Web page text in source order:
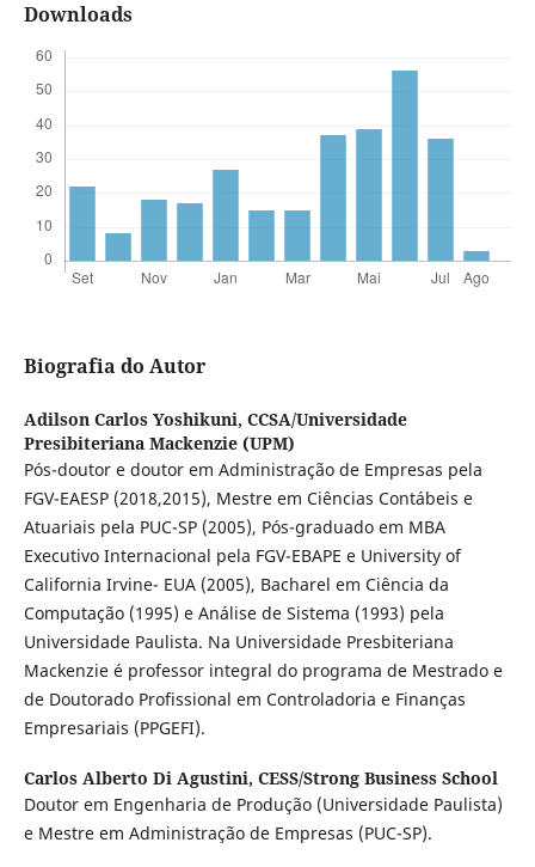
Downloads
Biografia do Autor
Adilson Carlos Yoshikuni, CCSA/Universidade
Presibiteriana Mackenzie (UPM)
Pós-doutor e doutor em Administração de Empresas pela
FGV-EAESP (2018,2015), Mestre em Ciências Contábeis e
Atuariais pela PUC-SP (2005), Pós-graduado em MBA
Executivo Internacional pela FGV-EBAPE e University of
California Irvine- EUA (2005), Bacharel em Ciência da
Computação (1995) e Análise de Sistema (1993) pela
Universidade Paulista. Na Universidade Presbiteriana
Mackenzie é professor integral do programa de Mestrado e
de Doutorado Profissional em Controladoria e Finanças
Empresariais (PPGEFI).
Carlos Alberto Di Agustini, CESS/Strong Business School
Doutor em Engenharia de Produção (Universidade Paulista)
e Mestre em Administração de Empresas (PUC-SP).